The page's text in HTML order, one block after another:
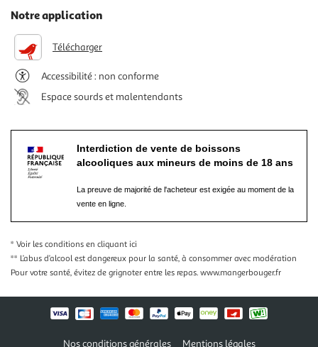
Notre application
Télécharger
Accessibilité : non conforme
Espace sourds et malentendants
Interdiction de vente de boissons
alcooliques aux mineurs de moins de 18 ans
La preuve de majorité de l'acheteur est exigée au moment de la
vente en ligne.
* Voir les conditions en cliquant ici
** L’abus d’alcool est dangereux pour la santé, à consommer avec modération
Pour votre santé, évitez de grignoter entre les repas. www.mangerbouger.fr
Nos conditions générales Mentions légales